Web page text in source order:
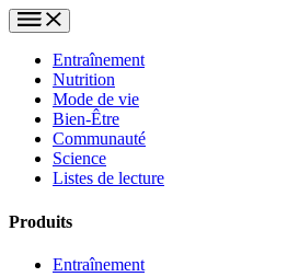
Entraînement
Nutrition
Mode de vie
Bien-Être
Communauté
Science
Listes de lecture
Produits
Entraînement